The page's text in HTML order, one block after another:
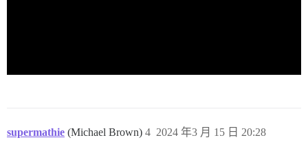
supermathie (Michael Brown) 2024 年3 月 15 日 20:28
4